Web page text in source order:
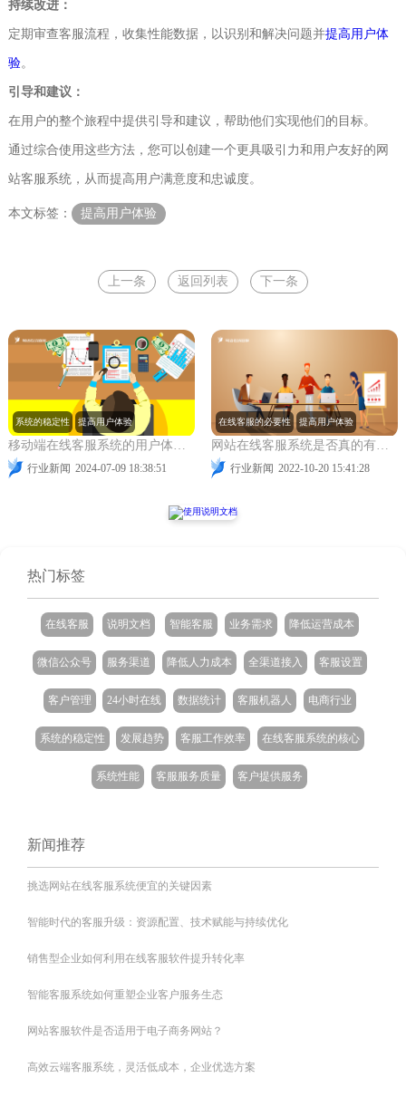
持续改进：
定期审查客服流程，收集性能数据，以识别和解决问题并提高用户体
验。
引导和建议：
在用户的整个旅程中提供引导和建议，帮助他们实现他们的目标。
通过综合使用这些方法，您可以创建一个更具吸引力和用户友好的网
站客服系统，从而提高用户满意度和忠诚度。
本文标签： 提高用户体验
上一条 返回列表 下一条
移动端在线客服系统的用户体验和选择策略
行业新闻 2024-07-09 18:38:51
系统的稳定性 提高用户体验
网站在线客服系统是否真的有必要?
行业新闻 2022-10-20 15:41:28
在线客服的必要性 提高用户体验
热门标签
在线客服 说明文档 智能客服 业务需求 降低运营成本
微信公众号 服务渠道 降低人力成本 全渠道接入 客服设置
客户管理 24小时在线 数据统计 客服机器人 电商行业
系统的稳定性 发展趋势 客服工作效率 在线客服系统的核心
系统性能 客服服务质量 客户提供服务
新闻推荐
挑选网站在线客服系统便宜的关键因素
智能时代的客服升级：资源配置、技术赋能与持续优化
销售型企业如何利用在线客服软件提升转化率
智能客服系统如何重塑企业客户服务生态
网站客服软件是否适用于电子商务网站？
高效云端客服系统，灵活低成本，企业优选方案